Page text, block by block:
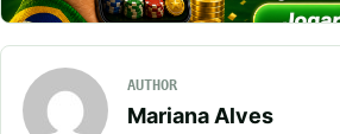
AUTHOR
Mariana Alves